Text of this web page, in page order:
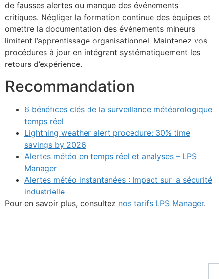
de fausses alertes ou manque des événements
critiques. Négliger la formation continue des équipes et
omettre la documentation des événements mineurs
limitent l’apprentissage organisationnel. Maintenez vos
procédures à jour en intégrant systématiquement les
retours d’expérience.
Recommandation
6 bénéfices clés de la surveillance météorologique
temps réel
Lightning weather alert procedure: 30% time
savings by 2026
Alertes météo en temps réel et analyses – LPS
Manager
Alertes météo instantanées : Impact sur la sécurité
industrielle
Pour en savoir plus, consultez nos tarifs LPS Manager.